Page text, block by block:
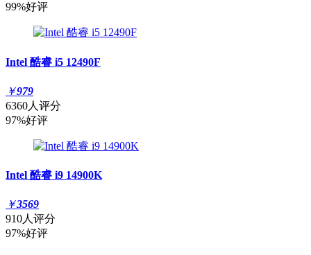
99%好评
Intel 酷睿 i5 12490F
￥979
6360人评分
97%好评
Intel 酷睿 i9 14900K
￥3569
910人评分
97%好评